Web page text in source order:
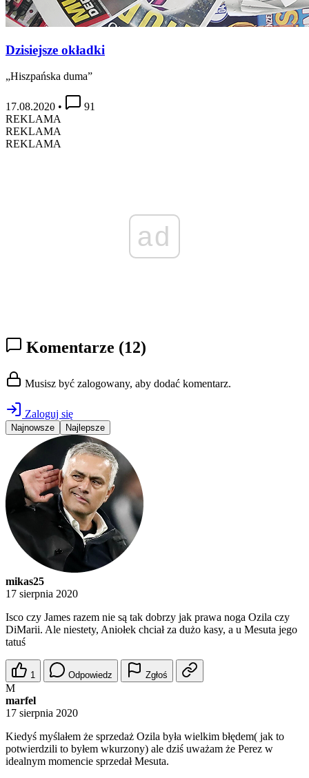
Dzisiejsze okładki
„Hiszpańska duma”
17.08.2020 •
91
REKLAMA
REKLAMA
REKLAMA
ad
Komentarze (12)
Musisz być zalogowany, aby dodać komentarz.
Zaloguj się
Najnowsze Najlepsze
mikas25
17 sierpnia 2020
Isco czy James razem nie są tak dobrzy jak prawa noga Ozila czy
DiMarii. Ale niestety, Aniołek chciał za dużo kasy, a u Mesuta jego
tatuś
1 Odpowiedz Zgłoś
M
marfel
17 sierpnia 2020
Kiedyś myślałem że sprzedaż Ozila była wielkim błędem( jak to
potwierdzili to byłem wkurzony) ale dziś uważam że Perez w
idealnym momencie sprzedał Mesuta.